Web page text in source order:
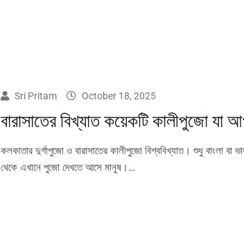
Sri Pritam October 18, 2025
বারাসাতের বিখ্যাত কয়েকটি কালীপুজো যা
কলকাতার দুর্গাপুজো ও বারাসাতের কালীপুজো বিশ্ববিখ্যাত। শুধু বাংলা বা
থেকে এখানে পুজো দেখতে আসে মানুষ।…